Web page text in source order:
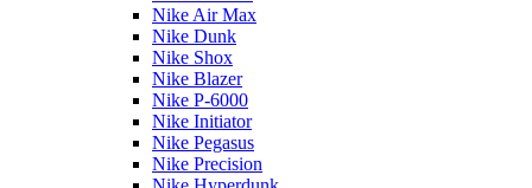
Nike Air Max
Nike Dunk
Nike Shox
Nike Blazer
Nike P-6000
Nike Initiator
Nike Pegasus
Nike Precision